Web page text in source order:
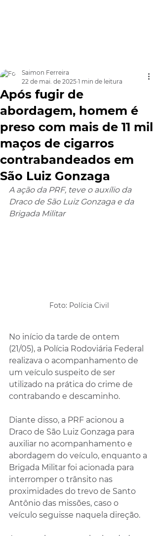
Após fugir de
abordagem, homem é
preso com mais de 11 mil
maços de cigarros
contrabandeados em
São Luiz Gonzaga
Saimon Ferreira
22 de mai. de 2025 1 min de leitura
A ação da PRF, teve o auxílio da
Draco de São Luiz Gonzaga e da
Brigada Militar
Foto: Polícia Civil
No início da tarde de ontem
(21/05), a Polícia Rodoviária Federal
realizava o acompanhamento de
um veículo suspeito de ser
utilizado na prática do crime de
contrabando e descaminho.
Diante disso, a PRF acionou a
Draco de São Luiz Gonzaga para
auxiliar no acompanhamento e
abordagem do veículo, enquanto a
Brigada Militar foi acionada para
interromper o trânsito nas
proximidades do trevo de Santo
Antônio das missões, caso o
veículo seguisse naquela direção.